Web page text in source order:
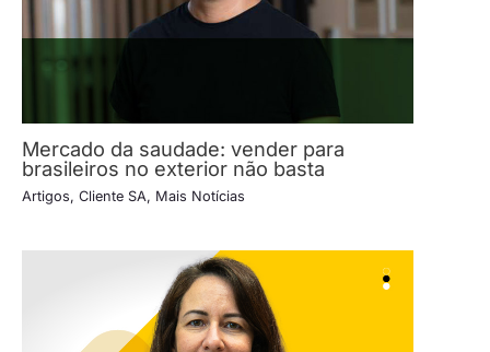
Mercado da saudade: vender para
brasileiros no exterior não basta
Artigos, Cliente SA, Mais Notícias